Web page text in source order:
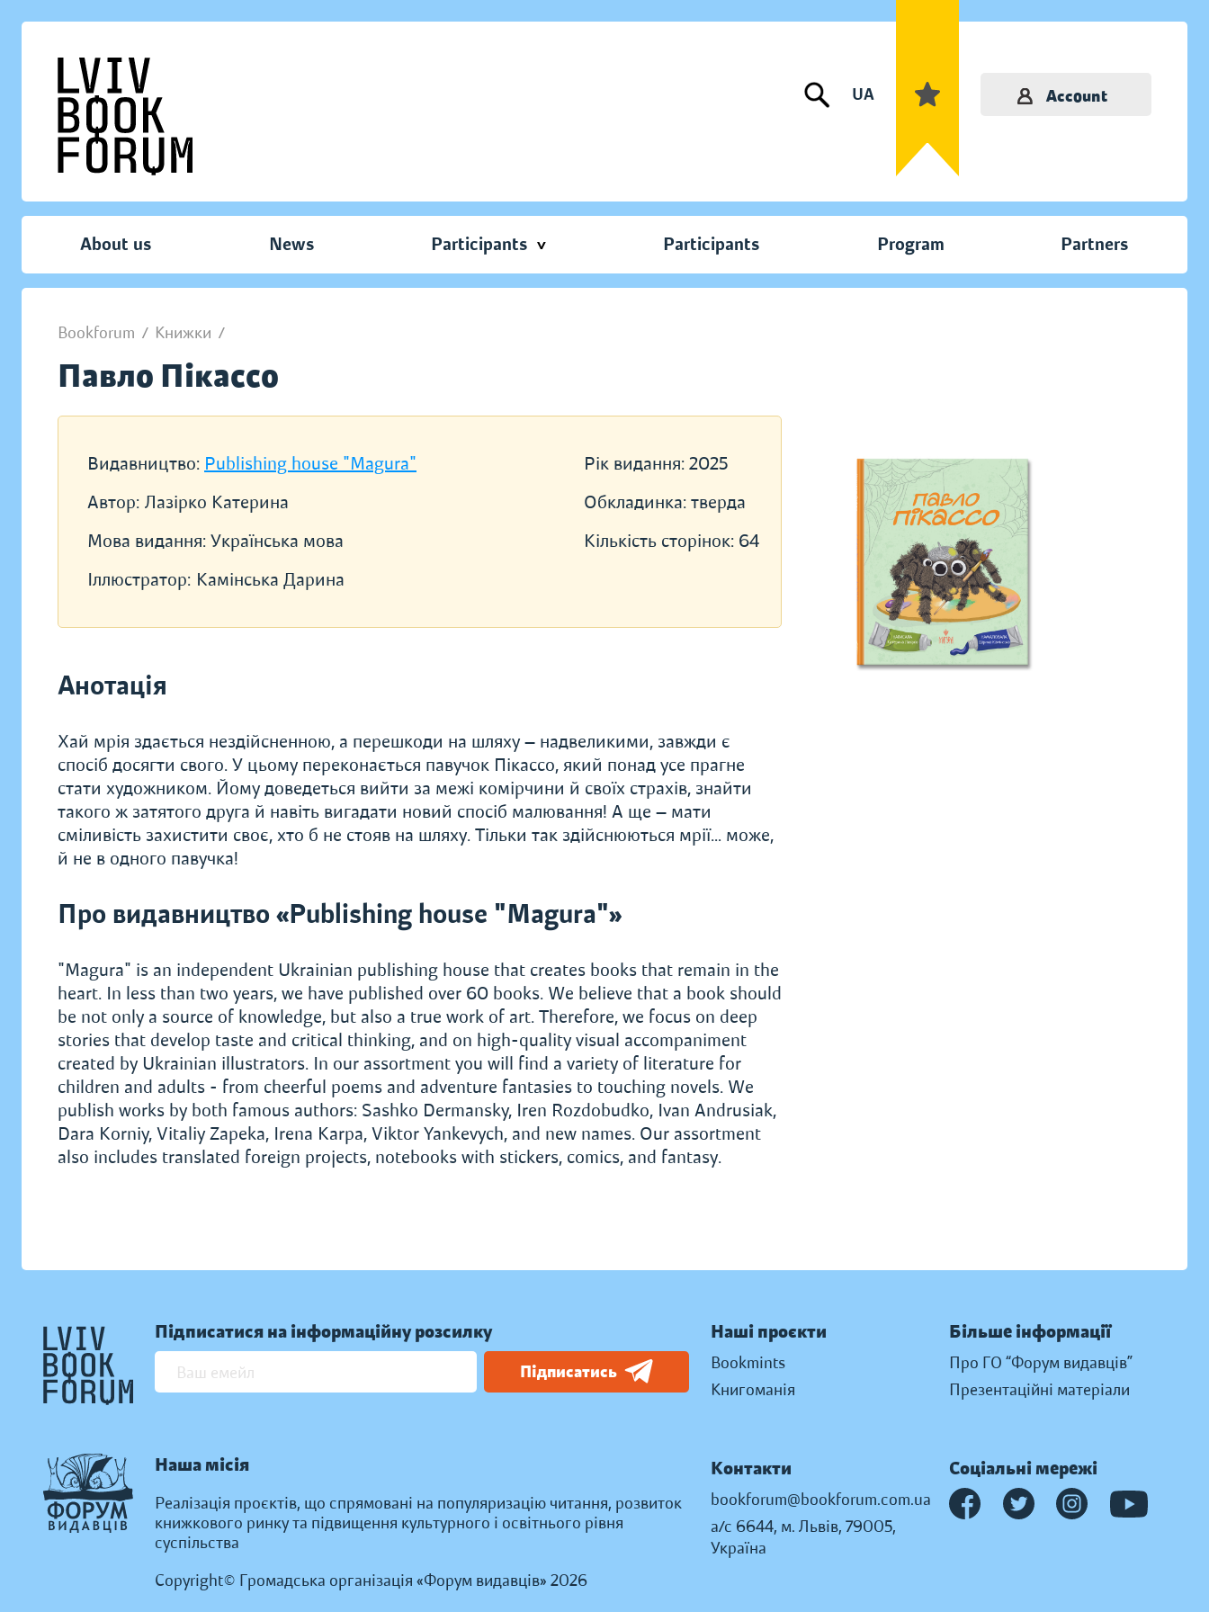
UA Account
About us News Participants Participants Program Partners
Bookforum / Книжки /
Павло Пікассо
Видавництво: Publishing house "Magura"
Автор: Лазірко Катерина
Мова видання: Українська мова
Іллюстратор: Камінська Дарина
Рік видання: 2025
Обкладинка: тверда
Кількість сторінок: 64
Анотація
Хай мрія здається нездійсненною, а перешкоди на шляху — надвеликими, завжди є
спосіб досягти свого. У цьому переконається павучок Пікассо, який понад усе прагне
стати художником. Йому доведеться вийти за межі комірчини й своїх страхів, знайти
такого ж затятого друга й навіть вигадати новий спосіб малювання! А ще — мати
сміливість захистити своє, хто б не стояв на шляху. Тільки так здійснюються мрії… може,
й не в одного павучка!
Про видавництво «Publishing house "Magura"»
"Magura" is an independent Ukrainian publishing house that creates books that remain in the
heart. In less than two years, we have published over 60 books. We believe that a book should
be not only a source of knowledge, but also a true work of art. Therefore, we focus on deep
stories that develop taste and critical thinking, and on high-quality visual accompaniment
created by Ukrainian illustrators. In our assortment you will find a variety of literature for
children and adults - from cheerful poems and adventure fantasies to touching novels. We
publish works by both famous authors: Sashko Dermansky, Iren Rozdobudko, Ivan Andrusiak,
Dara Korniy, Vitaliy Zapeka, Irena Karpa, Viktor Yankevych, and new names. Our assortment
also includes translated foreign projects, notebooks with stickers, comics, and fantasy.
Підписатися на інформаційну розсилку
Підписатись
Наша місія
Реалізація проєктів, що спрямовані на популяризацію читання, розвиток
книжкового ринку та підвищення культурного і освітнього рівня
суспільства
Copyright© Громадська організація «Форум видавців» 2026
Наші проєкти
Bookmints
Книгоманія
Більше інформації
Про ГО “Форум видавців”
Презентаційні матеріали
Контакти
bookforum@bookforum.com.ua
а/с 6644, м. Львів, 79005,
Україна
Соціальні мережі